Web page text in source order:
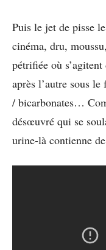
Puis le jet de pisse
cinéma, dru,
pétrifiée où
après l’autre sous
/ bicarbonates…
désœuvré qui se
urine-là contienne